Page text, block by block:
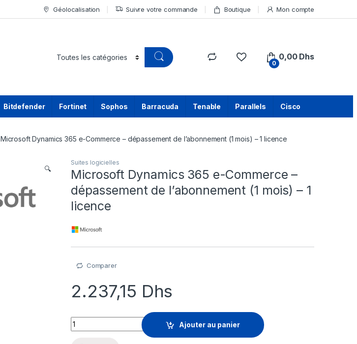
Géolocalisation Suivre votre commande Boutique Mon compte
0
0,00 Dhs
Bitdefender Fortinet Sophos Barracuda Tenable Parallels Cisco
Microsoft Dynamics 365 e-Commerce – dépassement de l’abonnement (1 mois) – 1 licence
🔍
Suites logicielles
Microsoft Dynamics 365 e-Commerce –
dépassement de l’abonnement (1 mois) – 1
licence
Comparer
2.237,15 Dhs
Microsoft Dynamics 365 e-Commerce - dépassement de l'abonnement (1 mois) -
Ajouter au panier